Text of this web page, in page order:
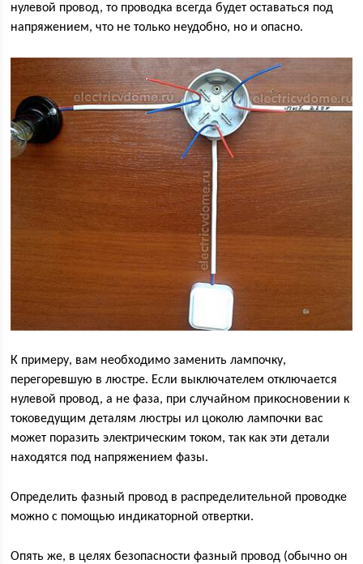
нулевой провод, то проводка всегда будет оставаться под
напряжением, что не только неудобно, но и опасно.
К примеру, вам необходимо заменить лампочку,
перегоревшую в люстре. Если выключателем отключается
нулевой провод, а не фаза, при случайном прикосновении к
токоведущим деталям люстры ил цоколю лампочки вас
может поразить электрическим током, так как эти детали
находятся под напряжением фазы.
Определить фазный провод в распределительной проводке
можно с помощью индикаторной отвертки.
Опять же, в целях безопасности фазный провод (обычно он